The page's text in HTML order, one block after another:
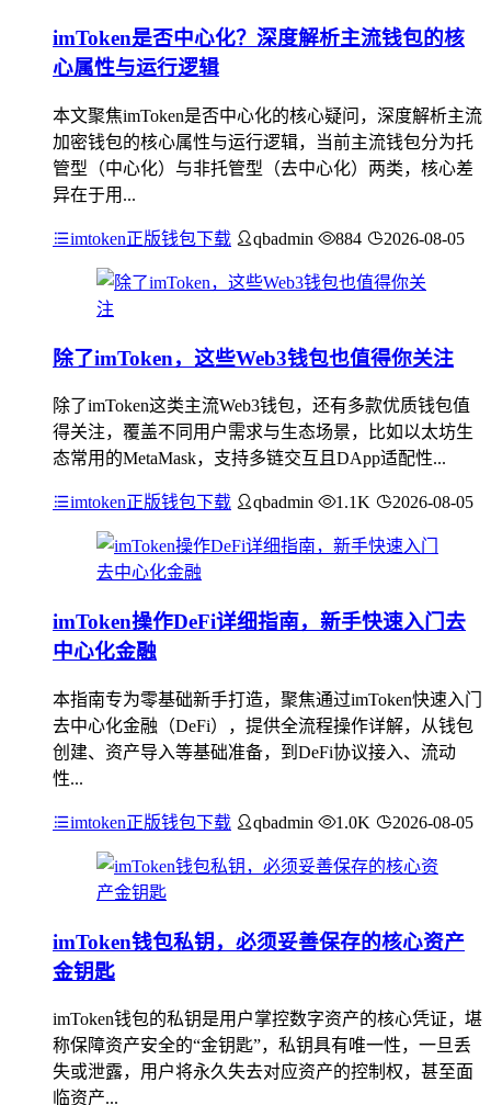
imToken是否中心化？深度解析主流钱包的核
心属性与运行逻辑
本文聚焦imToken是否中心化的核心疑问，深度解析主流
加密钱包的核心属性与运行逻辑，当前主流钱包分为托
管型（中心化）与非托管型（去中心化）两类，核心差
异在于用...
imtoken正版钱包下载 qbadmin 884 2026-08-05
除了imToken，这些Web3钱包也值得你关注
除了imToken这类主流Web3钱包，还有多款优质钱包值
得关注，覆盖不同用户需求与生态场景，比如以太坊生
态常用的MetaMask，支持多链交互且DApp适配性...
imtoken正版钱包下载 qbadmin 1.1K 2026-08-05
imToken操作DeFi详细指南，新手快速入门去
中心化金融
本指南专为零基础新手打造，聚焦通过imToken快速入门
去中心化金融（DeFi），提供全流程操作详解，从钱包
创建、资产导入等基础准备，到DeFi协议接入、流动
性...
imtoken正版钱包下载 qbadmin 1.0K 2026-08-05
imToken钱包私钥，必须妥善保存的核心资产
金钥匙
imToken钱包的私钥是用户掌控数字资产的核心凭证，堪
称保障资产安全的“金钥匙”，私钥具有唯一性，一旦丢
失或泄露，用户将永久失去对应资产的控制权，甚至面
临资产...